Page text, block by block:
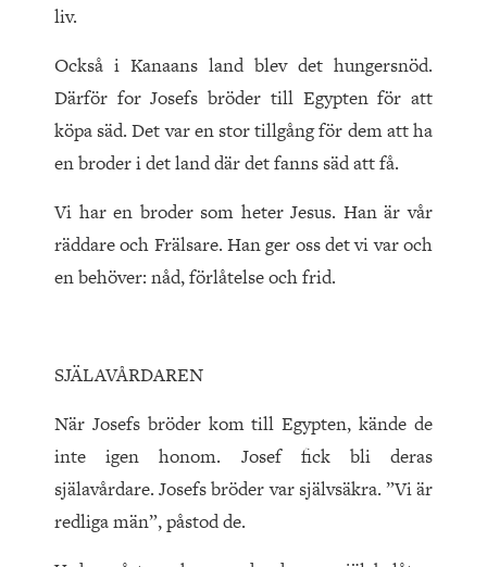
liv.
Också i Kanaans land blev det hungersnöd.
Därför for Josefs bröder till Egypten för att
köpa säd. Det var en stor tillgång för dem att ha
en broder i det land där det fanns säd att få.
Vi har en broder som heter Jesus. Han är vår
räddare och Frälsare. Han ger oss det vi var och
en behöver: nåd, förlåtelse och frid.
SJÄLAVÅRDAREN
När Josefs bröder kom till Egypten, kände de
inte igen honom. Josef fick bli deras
själavårdare. Josefs bröder var självsäkra. ”Vi är
redliga män”, påstod de.